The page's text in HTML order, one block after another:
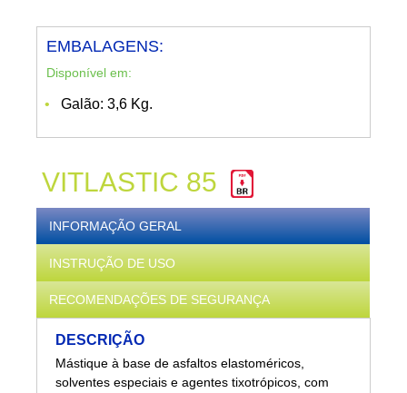
EMBALAGENS:
Disponível em:
Galão: 3,6 Kg.
VITLASTIC 85
INFORMAÇÃO GERAL
INSTRUÇÃO DE USO
RECOMENDAÇÕES DE SEGURANÇA
DESCRIÇÃO
Mástique à base de asfaltos elastoméricos,
solventes especiais e agentes tixotrópicos, com